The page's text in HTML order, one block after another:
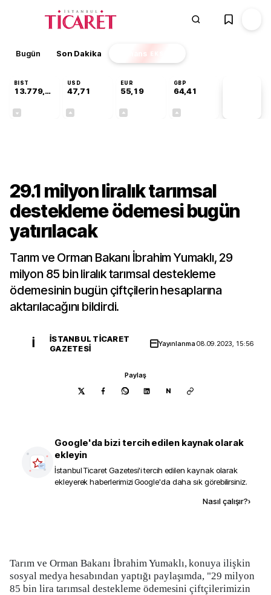
Bugün Son Dakika Finans EKSTRA
BIST
13.779,39
USD
47,71
EUR
55,19
GBP
64,41
29.1 milyon liralık tarımsal
destekleme ödemesi bugün
yatırılacak
Tarım ve Orman Bakanı İbrahim Yumaklı, 29
milyon 85 bin liralık tarımsal destekleme
ödemesinin bugün çiftçilerin hesaplarına
aktarılacağını bildirdi.
İ
İSTANBUL TICARET
GAZETESI
Yayınlanma08.09.2023, 15:56
Paylaş
N
Google'da bizi tercih edilen kaynak olarak
ekleyin
İstanbul Ticaret Gazetesi'i tercih edilen kaynak olarak
ekleyerek haberlerimizi Google'da daha sık görebilirsiniz.
Nasıl çalışır?›
Tarım ve Orman Bakanı İbrahim Yumaklı, konuya ilişkin
sosyal medya hesabından yaptığı paylaşımda, "29 milyon
85 bin lira tarımsal destekleme ödemesini çiftçilerimizin